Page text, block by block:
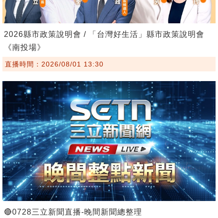
2026縣市政策說明會 / 「台灣好生活」縣市政策說明會
《南投場》
直播時間：2026/08/01 13:30
🔴0728三立新聞直播-晚間新聞總整理